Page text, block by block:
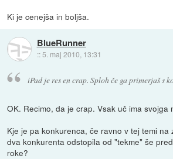
Ki je cenejša in boljša.
BlueRunner
:: 5. maj 2010, 13:31
iPad je res en crap. Sploh če ga primerjaš s
OK. Recimo, da je crap. Vsak uč ima svojga
Kje je pa konkurenca, če ravno v tej temi na
dva konkurenta odstopila od "tekme" še
roke?